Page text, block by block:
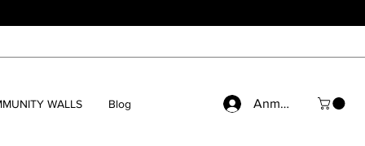
WALLS Blog Anmelden